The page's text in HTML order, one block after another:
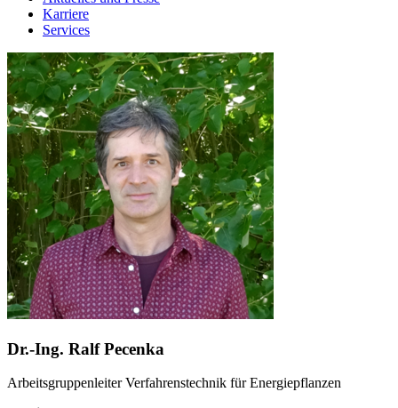
Karriere
Services
Dr.-Ing. Ralf Pecenka
Arbeitsgruppenleiter Verfahrenstechnik für Energiepflanzen